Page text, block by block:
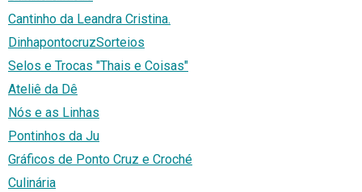
Cantinho da Leandra Cristina.
DinhapontocruzSorteios
Selos e Trocas "Thais e Coisas"
Ateliê da Dê
Nós e as Linhas
Pontinhos da Ju
Gráficos de Ponto Cruz e Croché
Culinária